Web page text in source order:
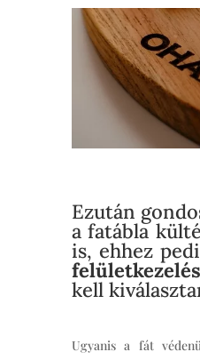
Ezután
a fatábla
is, ehhez
felületkezelés
kell
Ugyanis a fát